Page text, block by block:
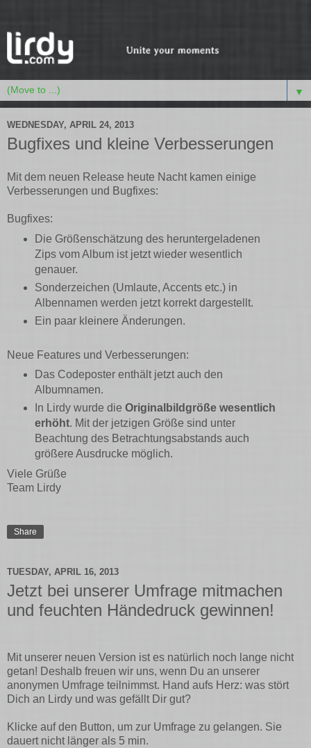
▼
WEDNESDAY, APRIL 24, 2013
Bugfixes und kleine Verbesserungen
Mit dem neuen Release heute Nacht kamen einige
Verbesserungen und Bugfixes:
Bugfixes:
Die Größenschätzung des heruntergeladenen
Zips vom Album ist jetzt wieder wesentlich
genauer.
Sonderzeichen (Umlaute, Accents etc.) in
Albennamen werden jetzt korrekt dargestellt.
Ein paar kleinere Änderungen.
Neue Features und Verbesserungen:
Das Codeposter enthält jetzt auch den
Albumnamen.
In Lirdy wurde die Originalbildgröße wesentlich
erhöht. Mit der jetzigen Größe sind unter
Beachtung des Betrachtungsabstands auch
größere Ausdrucke möglich.
Viele Grüße
Team Lirdy
Share
TUESDAY, APRIL 16, 2013
Jetzt bei unserer Umfrage mitmachen
und feuchten Händedruck gewinnen!
Mit unserer neuen Version ist es natürlich noch lange nicht
getan! Deshalb freuen wir uns, wenn Du an unserer
anonymen Umfrage teilnimmst. Hand aufs Herz: was stört
Dich an Lirdy und was gefällt Dir gut?
Klicke auf den Button, um zur Umfrage zu gelangen. Sie
dauert nicht länger als 5 min.